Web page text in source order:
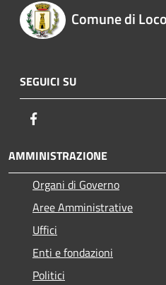
Comune di
SEGUICI SU
AMMINISTRAZIONE
Organi di Governo
Aree Amministrative
Uffici
Enti e fondazioni
Politici